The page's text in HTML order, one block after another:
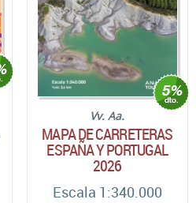
Vv. Aa.
MAPA DE CARRETERAS
ESPAÑA Y PORTUGAL
2026
Escala 1:340.000